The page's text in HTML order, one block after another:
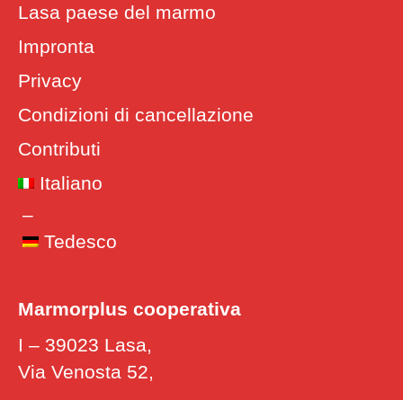
Lasa paese del marmo
Impronta
Privacy
Condizioni di cancellazione
Contributi
Italiano
Tedesco
Marmorplus cooperativa
I – 39023 Lasa,
Via Venosta 52,